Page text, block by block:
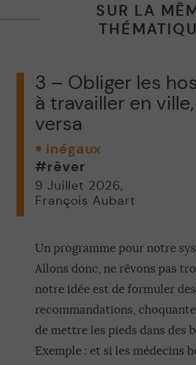
SUR LA
3 – Obliger les
à travailler en
versa
inégaux
#rêver
9 Juillet 2026,
François Aubart
Un programme pour notre
Allons donc, ne rêvons pas
notre idée est de formuler des
recommandations,
de mettre les pieds dans des
Exemple : et si les médecins